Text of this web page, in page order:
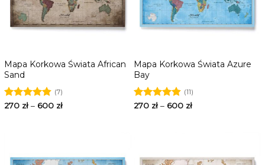
Mapa Korkowa Świata African
Sand
Oceniono
(7)
270 zł– 600 zł
Mapa Korkowa Świata Azure
Bay
Oceniono
(11)
270 zł– 600 zł